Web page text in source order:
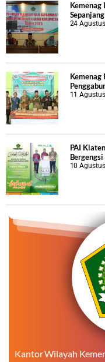
Kemenag
24
Kemenag
11
PAI
10
Kantor Wilayah